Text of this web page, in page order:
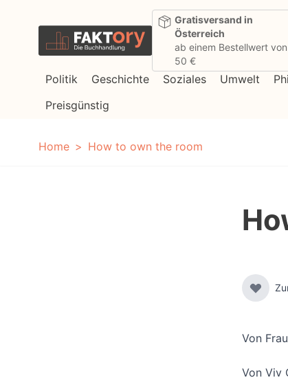
Gratisversand in
Österreich
ab einem Bestellwert von
50 €
Politik Geschichte Soziales Umwelt
Preisgünstig
Home How to own the room
Von
Von Viv